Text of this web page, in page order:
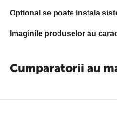
Optional se poate instala
Imaginile produselor au
Cumparatorii au